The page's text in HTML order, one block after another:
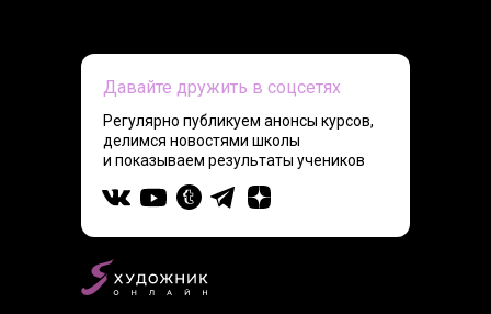
Давайте дружить в соцсетях
Регулярно публикуем анонсы курсов,
делимся новостями школы
и показываем результаты учеников